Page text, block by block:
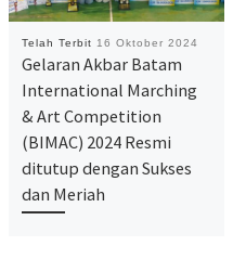
Telah Terbit 16 Oktober 2024
Gelaran Akbar Batam
International Marching
& Art Competition
(BIMAC) 2024 Resmi
ditutup dengan Sukses
dan Meriah